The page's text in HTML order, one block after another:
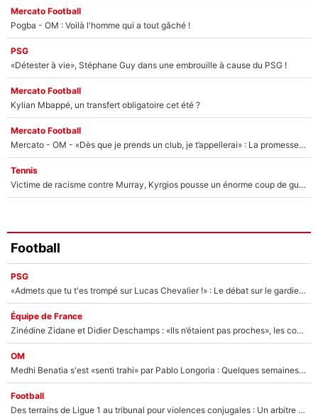
Mercato Football
Pogba - OM : Voilà l'homme qui a tout gâché !
PSG
«Détester à vie», Stéphane Guy dans une embrouille à cause du PSG !
Mercato Football
Kylian Mbappé, un transfert obligatoire cet été ?
Mercato Football
Mercato - OM - «Dès que je prends un club, je t’appellerai» : La promesse de Marcelino au moment de claquer la porte
Tennis
Victime de racisme contre Murray, Kyrgios pousse un énorme coup de gueule !
Football
PSG
«Admets que tu t'es trompé sur Lucas Chevalier !» : Le débat sur le gardien du PSG vire au clash à l'After Foot
Équipe de France
Zinédine Zidane et Didier Deschamps : «Ils n’étaient pas proches», les confidences d’un membre de l’équipe de France 1998 sur leur relation spéciale
OM
Medhi Benatia s'est «senti trahi» par Pablo Longoria : Quelques semaines après son départ, l'ancien directeur de football de l'OM règle ses comptes
Football
Des terrains de Ligue 1 au tribunal pour violences conjugales : Un arbitre français encourt une peine de 18 mois de prison !